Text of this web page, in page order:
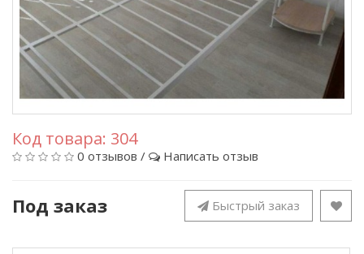
Код товара: 304
0 отзывов / Написать отзыв
Под заказ Быстрый заказ